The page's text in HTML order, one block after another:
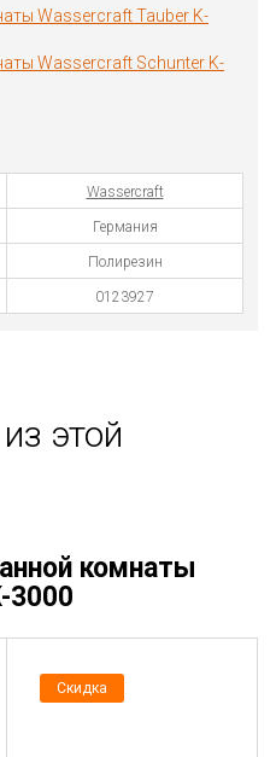
Wassercraft Tauber K-
Wassercraft Schunter K-
Wassercraft
Германия
Полирезин
0123927
этой
комнаты
3000
Скидка